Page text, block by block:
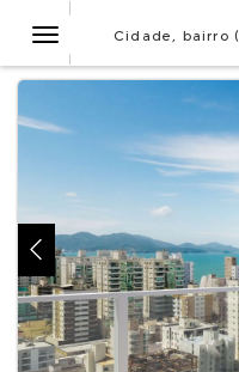
NavegaçãoCidade, bairro